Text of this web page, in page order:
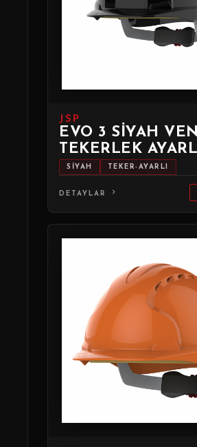
JSP
EVO 3 SIYAH
TEKERLEK
SİYAH TEKER-AYARLI
DETAYLAR